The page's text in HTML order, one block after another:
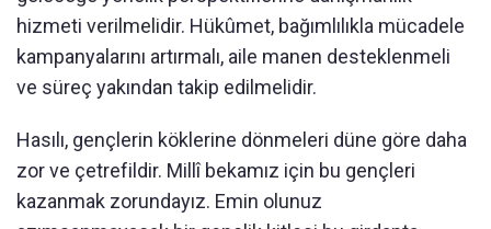
hizmeti verilmelidir. Hükûmet, bağımlılıkla mücadele
kampanyalarını artırmalı, aile manen desteklenmeli
ve süreç yakından takip edilmelidir.
Hasılı, gençlerin köklerine dönmeleri düne göre daha
zor ve çetrefildir. Millî bekamız için bu gençleri
kazanmak zorundayız. Emin olunuz